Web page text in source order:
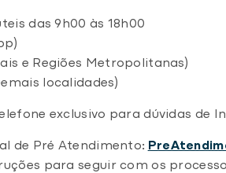
das 9h00 às 18h00
e Regiões Metropolitanas)
localidades)
exclusivo para dúvidas de
de Pré Atendimento:
para seguir com os